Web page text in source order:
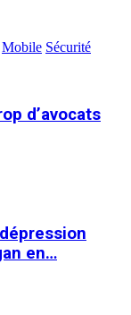
Mobile Sécurité
d’avocats
en…